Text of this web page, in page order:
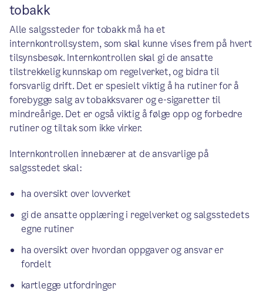
tobakk
Alle salgssteder for tobakk må ha et
internkontrollsystem, som skal kunne vises frem på hvert
tilsynsbesøk. Internkontrollen skal gi de ansatte
tilstrekkelig kunnskap om regelverket, og bidra til
forsvarlig drift. Det er spesielt viktig å ha rutiner for å
forebygge salg av tobakksvarer og e-sigaretter til
mindreårige. Det er også viktig å følge opp og forbedre
rutiner og tiltak som ikke virker.
Internkontrollen innebærer at de ansvarlige på
salgsstedet skal:
ha oversikt over lovverket
gi de ansatte opplæring i regelverket og salgsstedets
egne rutiner
ha oversikt over hvordan oppgaver og ansvar er
fordelt
kartlegge utfordringer